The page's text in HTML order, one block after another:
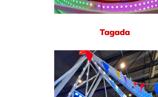
Tagada